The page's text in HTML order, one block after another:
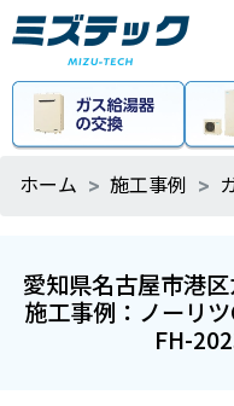
ホーム 施工事例
愛知県名古屋市港
施工事例：ノーリ
FH-